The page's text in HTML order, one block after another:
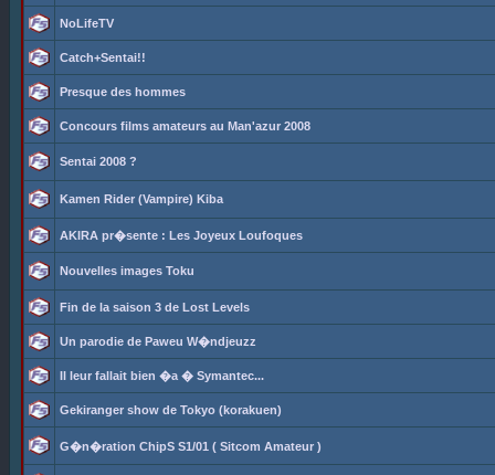
NoLifeTV
Catch+Sentai!!
Presque des hommes
Concours films amateurs au Man'azur 2008
Sentai 2008 ?
Kamen Rider (Vampire) Kiba
AKIRA pr�sente : Les Joyeux Loufoques
Nouvelles images Toku
Fin de la saison 3 de Lost Levels
Un parodie de Paweu W�ndjeuzz
Il leur fallait bien �a � Symantec...
Gekiranger show de Tokyo (korakuen)
G�n�ration ChipS S1/01 ( Sitcom Amateur )